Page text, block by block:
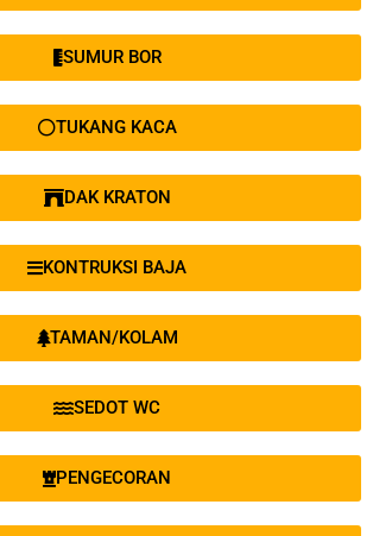
SUMUR BOR
TUKANG KACA
DAK KRATON
KONTRUKSI BAJA
TAMAN/KOLAM
SEDOT WC
PENGECORAN